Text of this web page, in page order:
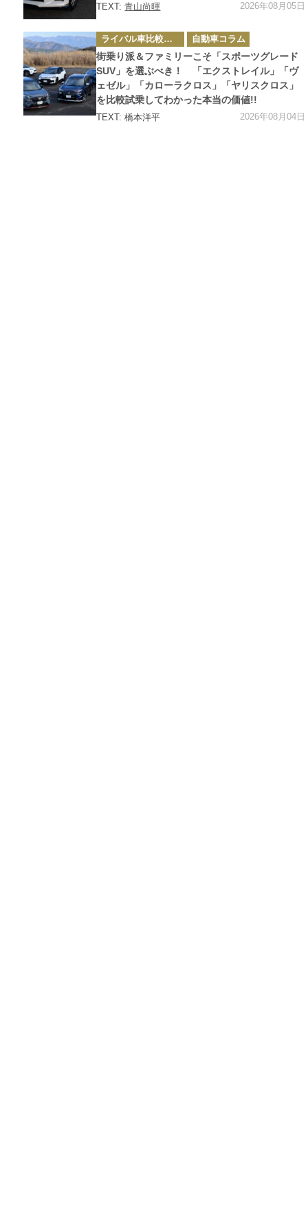
TEXT:青山尚暉 2026年08月05日
カ
テ
ゴ
リ
ー
ライバル車比較テスト 自動車コラム
街乗り派＆ファミリーこそ「スポーツグレード
SUV」を選ぶべき！ 「エクストレイル」「ヴ
ェゼル」「カローラクロス」「ヤリスクロス」
を比較試乗してわかった本当の価値!!
TEXT: 橋本洋平 2026年08月04日